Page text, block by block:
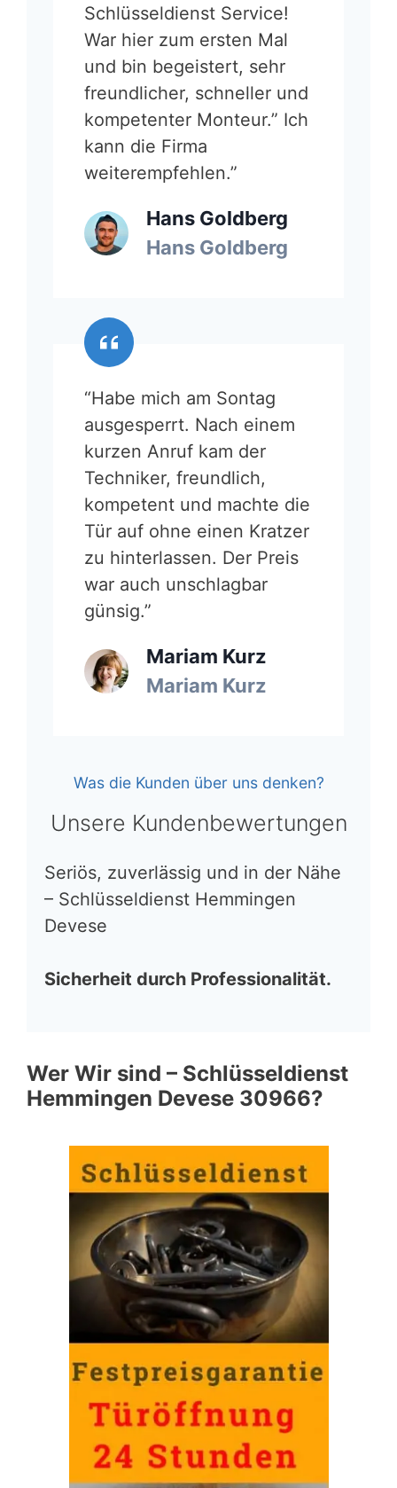
Schlüsseldienst Service!
War hier zum ersten Mal
und bin begeistert, sehr
freundlicher, schneller und
kompetenter Monteur.” Ich
kann die Firma
weiterempfehlen.”
Hans Goldberg
Hans Goldberg
“Habe mich am Sontag
ausgesperrt. Nach einem
kurzen Anruf kam der
Techniker, freundlich,
kompetent und machte die
Tür auf ohne einen Kratzer
zu hinterlassen. Der Preis
war auch unschlagbar
günsig.”
Mariam Kurz
Mariam Kurz
Was die Kunden über uns denken?
Unsere Kundenbewertungen
Seriös, zuverlässig und in der Nähe
– Schlüsseldienst Hemmingen
Devese
Sicherheit durch Professionalität.
Wer Wir sind – Schlüsseldienst
Hemmingen Devese 30966?